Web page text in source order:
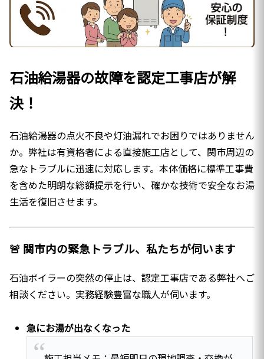
石油給湯器の故障を認定工事店が解
決！
石油給湯器の点火不良や灯油漏れでお困りではありません
か。弊社は有資格者による直接施工店として、関市周辺の
急なトラブルに迅速に対応します。本体価格に標準工事費
を含めた明朗な総額提示を行い、確かな技術で安全なお湯
生活を復旧させます。
🚨 関市内の緊急トラブル、私たちが伺います
石油ボイラーの突然の停止は、認定工事店である弊社へご
相談ください。実務経験豊富な職人が伺います。
急にお湯が出なくなった